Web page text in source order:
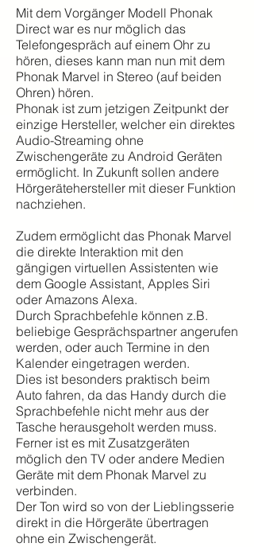
Mit dem Vorgänger Modell Phonak
Direct war es nur möglich das
Telefongespräch auf einem Ohr zu
hören, dieses kann man nun mit dem
Phonak Marvel in Stereo (auf beiden
Ohren) hören.
Phonak ist zum jetzigen Zeitpunkt der
einzige Hersteller, welcher ein direktes
Audio-Streaming ohne
Zwischengeräte zu Android Geräten
ermöglicht. In Zukunft sollen andere
Hörgerätehersteller mit dieser Funktion
nachziehen.
Zudem ermöglicht das Phonak Marvel
die direkte Interaktion mit den
gängigen virtuellen Assistenten wie
dem Google Assistant, Apples Siri
oder Amazons Alexa.
Durch Sprachbefehle können z.B.
beliebige Gesprächspartner angerufen
werden, oder auch Termine in den
Kalender eingetragen werden.
Dies ist besonders praktisch beim
Auto fahren, da das Handy durch die
Sprachbefehle nicht mehr aus der
Tasche herausgeholt werden muss.
Ferner ist es mit Zusatzgeräten
möglich den TV oder andere Medien
Geräte mit dem Phonak Marvel zu
verbinden.
Der Ton wird so von der Lieblingsserie
direkt in die Hörgeräte übertragen
ohne ein Zwischengerät.